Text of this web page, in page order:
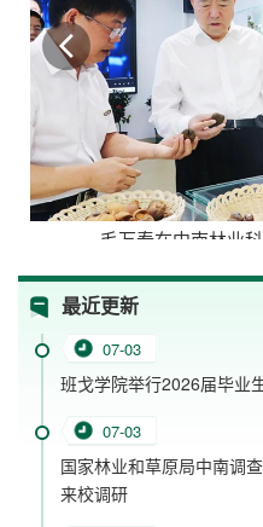
毛万春在中南林业
最近更新
07-03
班戈学院举行2026届毕业
07-03
国家林业和草原局中南调
来校调研